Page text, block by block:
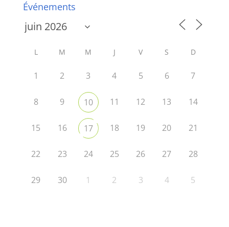
Événements
L M M J V S D
1 2 3 4 5 6 7
8 9 10 11 12 13 14
15 16 17 18 19 20 21
22 23 24 25 26 27 28
29 30 1 2 3 4 5